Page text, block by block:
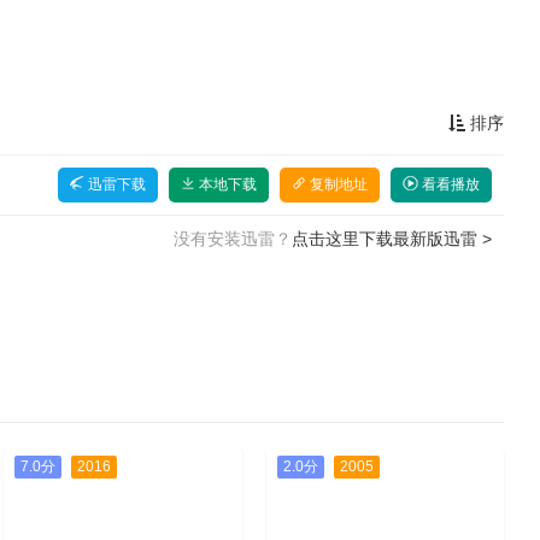
排序
迅雷下载 本地下载 复制地址 看看播放
没有安装迅雷？ 点击这里下载最新版迅雷 >
7.0分 2016 2.0分 2005